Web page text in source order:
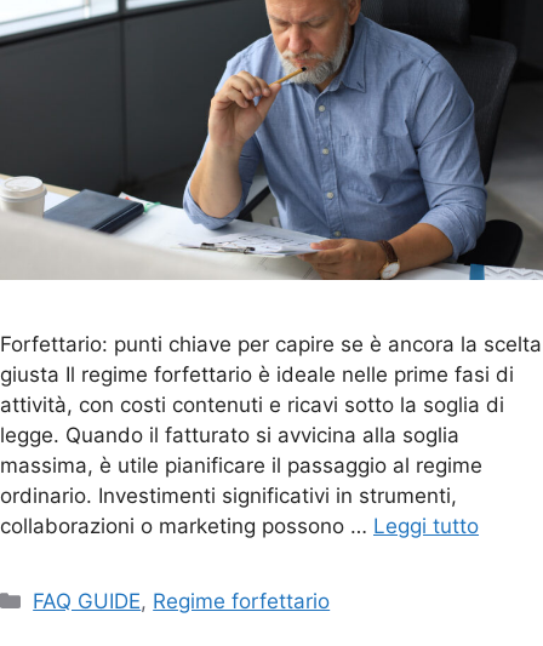
Forfettario: punti chiave per capire se è ancora la scelta
giusta Il regime forfettario è ideale nelle prime fasi di
attività, con costi contenuti e ricavi sotto la soglia di
legge. Quando il fatturato si avvicina alla soglia
massima, è utile pianificare il passaggio al regime
ordinario. Investimenti significativi in strumenti,
collaborazioni o marketing possono … Leggi tutto
FAQ GUIDE, Regime forfettario